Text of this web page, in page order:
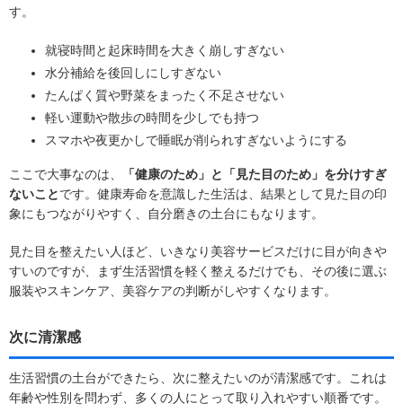
す。
就寝時間と起床時間を大きく崩しすぎない
水分補給を後回しにしすぎない
たんぱく質や野菜をまったく不足させない
軽い運動や散歩の時間を少しでも持つ
スマホや夜更かしで睡眠が削られすぎないようにする
ここで大事なのは、
「健康のため」と「見た目のため」を分けすぎ
ないことです。健康寿命を意識した生活は、結果として見た目の印
象にもつながりやすく、自分磨きの土台にもなります。
見た目を整えたい人ほど、いきなり美容サービスだけに目が向きや
すいのですが、まず生活習慣を軽く整えるだけでも、その後に選ぶ
服装やスキンケア、美容ケアの判断がしやすくなります。
次に清潔感
生活習慣の土台ができたら、次に整えたいのが清潔感です。これは
年齢や性別を問わず、多くの人にとって取り入れやすい順番です。